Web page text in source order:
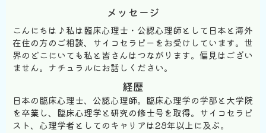
メッセージ
こんにちは♪私は臨床心理士・公認心理師として日本と海外
在住の方のご相談、サイコセラピーをお受けしています。世
界のどこにいても私と皆さんはつながります。偏見はござい
ません。ナチュラルにお話しください。
経歴
日本の臨床心理士、公認心理師。臨床心理学の学部と大学院
を卒業し、臨床心理学と研究の修士号を取得。サイコセラピ
スト、心理学者としてのキャリアは28年以上に及ぶ。